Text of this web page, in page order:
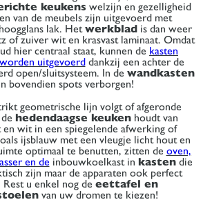
keukens welzijn en gezelligheid
van de meubels zijn uitgevoerd met
lak. Hetwerkblad is dan weer
of zuiver wit en krasvast laminaat. Omdat
hier centraal staat, kunnen de kasten
uitgevoerddankzij een achter de
open/sluitsysteem. In de wandkasten
bovendien spots verborgen!
geometrische lijn volgt of afgeronde
hedendaagse keuken houdt van
wit in een spiegelende afwerking of
ijsblauw met een vleugje licht hout en
optimaal te benutten, zitten de oven,
en de inbouwkoelkast in kastendie
zijn maar de apparaten ook perfect
Rest u enkel nog deeettafel en
van uw dromen te kiezen!